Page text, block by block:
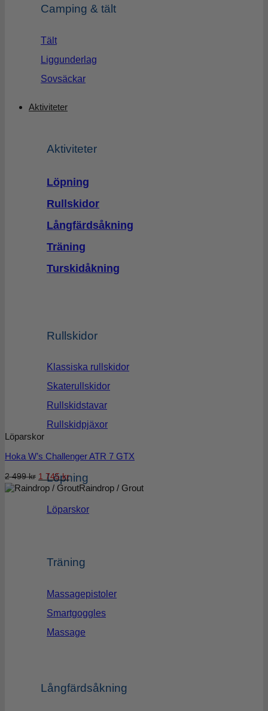
Camping & tält
Tält
Liggunderlag
Sovsäckar
Aktiviteter
Aktiviteter
Löpning
Rullskidor
Långfärdsåkning
Träning
Turskidåkning
Rullskidor
Klassiska rullskidor
Skaterullskidor
Rullskidstavar
Rullskidpjäxor
Löpning
Löparskor
Träning
Massagepistoler
Smartgoggles
Massage
Långfärdsåkning
Raindrop / Grout
Löparskor
Hoka W’s Challenger ATR 7 GTX
2 499kr Det
ursprungliga
var:
1 745krDet
nuvarande
är: